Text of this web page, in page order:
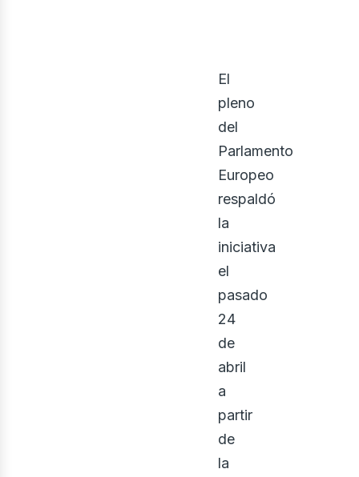
El
pleno
del
Parlamento
Europeo
respaldó
la
iniciativa
el
pasado
24
de
abril
a
partir
de
la